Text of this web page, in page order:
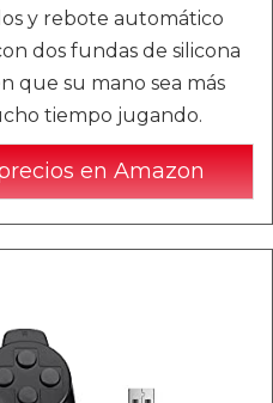
y rebote automático
dos fundas de silicona
que su mano sea más
tiempo jugando.
en Amazon